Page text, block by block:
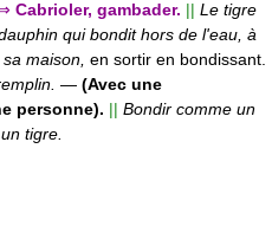
Cabrioler, gambader. || Le tigre
qui bondit hors de l'eau, à
maison, en sortir en bondissant.
— (Avec une
personne). || Bondir comme un
tigre.